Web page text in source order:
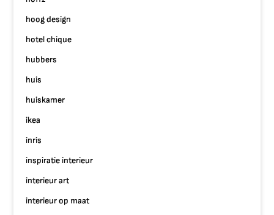
hoog design
hotel chique
hubbers
huis
huiskamer
ikea
inris
inspiratie interieur
interieur art
interieur op maat